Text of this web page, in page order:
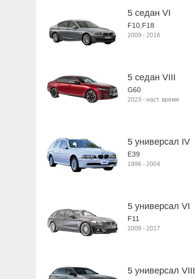
5 седан VI
F10,F18
2009 - 2016
5 седан VIII
G60
2023 - наст. время
5 универсал IV
E39
1996 - 2004
5 универсал VI
F11
2009 - 2017
5 универсал VIII